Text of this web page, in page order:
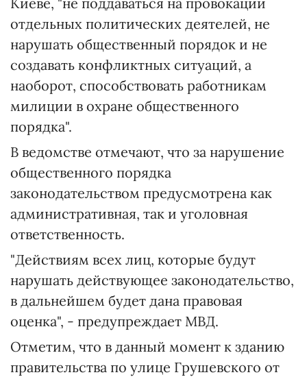
отдельных политических деятелей, не
нарушать общественный порядок и не
создавать конфликтных ситуаций, а
наоборот, способствовать работникам
милиции в охране общественного
порядка".
В ведомстве отмечают, что за нарушение
общественного порядка
законодательством предусмотрена как
административная, так и уголовная
ответственность.
"Действиям всех лиц, которые будут
нарушать действующее законодательство,
в дальнейшем будет дана правовая
оценка", - предупреждает МВД.
Отметим, что в данный момент к зданию
правительства по улице Грушевского от